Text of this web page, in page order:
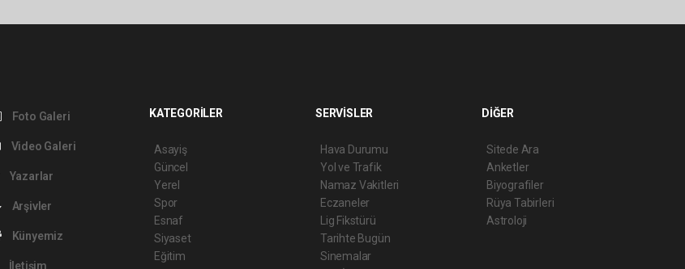
Foto Galeri
Video Galeri
Yazarlar
Arşivler
Künyemiz
İletişim
KATEGORİLER
Asayiş
Güncel
Yerel
Spor
Esnaf
Siyaset
Eğitim
SERVİSLER
Hava Durumu
Yol ve Trafik
Namaz Vakitleri
Eczaneler
Lig Fikstürü
Tarihte Bugün
Sinemalar
DİĞER
Sitede Ara
Anketler
Biyografiler
Rüya Tabirleri
Astroloji